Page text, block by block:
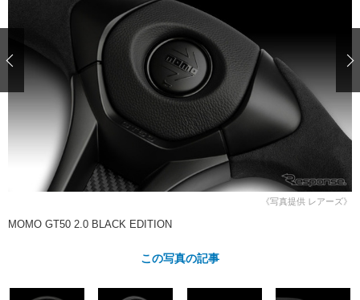
注目の記事
ショップレポート 愛車 File
自動車豆知識 ストップ！不具合修理＆粗悪修理
鈑金・塗装
ディテイリング
ヘッドライト磨き コーティング
フィルム・ラッピング
鈑金・塗装
小キズ直し 防錆
ストップ 不具合修理＆粗悪修理
カーメーカー「旧車」関連プロジェ
クト
コラム
ショップ紹介
ショップレポート プロショップ検索
レストア
ェクト
《写真提供 レアーズ》
MOMO GT50 2.0 BLACK EDITION
この写真の記事